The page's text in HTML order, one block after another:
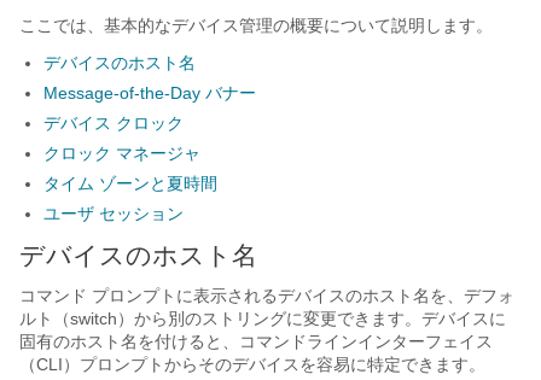
ここでは、基本的なデバイス管理の概要について説明します。
デバイスのホスト名
Message-of-the-Day バナー
デバイス クロック
クロック マネージャ
タイム ゾーンと夏時間
ユーザ セッション
デバイスのホスト名
コマンド プロンプトに表示されるデバイスのホスト名を、デフォ
ルト（switch）から別のストリングに変更できます。デバイスに
固有のホスト名を付けると、コマンドラインインターフェイス
（CLI）プロンプトからそのデバイスを容易に特定できます。